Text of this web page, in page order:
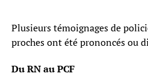
Plusieurs témoignages de
proches ont été prononcés ou
Du RN au PCF